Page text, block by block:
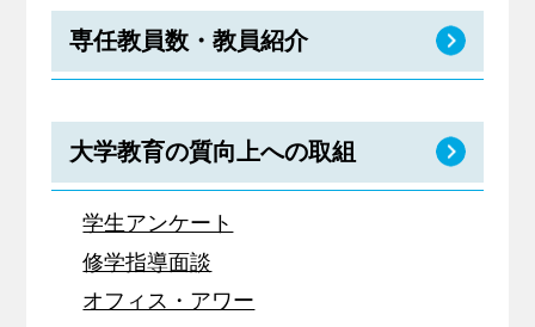
専任教員数・教員紹介
大学教育の質向上への取組
学生アンケート
修学指導面談
オフィス・アワー